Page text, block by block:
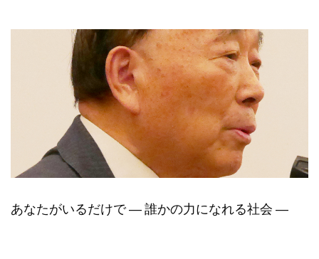
あなたがいるだけで ― 誰かの力になれる社会 ―